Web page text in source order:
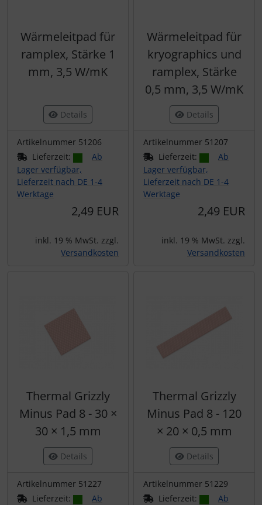
Wärmeleitpad für
ramplex, Stärke 1
mm, 3,5 W/mK
Details
Artikelnummer 51206
Lieferzeit:
Ab
Lager verfügbar,
Lieferzeit nach DE 1-4
Werktage
2,49 EUR
inkl. 19 % MwSt. zzgl.
Versandkosten
Wärmeleitpad für
kryographics und
ramplex, Stärke
0,5 mm, 3,5 W/mK
Details
Artikelnummer 51207
Lieferzeit:
Ab
Lager verfügbar,
Lieferzeit nach DE 1-4
Werktage
2,49 EUR
inkl. 19 % MwSt. zzgl.
Versandkosten
Thermal Grizzly
Minus Pad 8 - 30 ×
30 × 1,5 mm
Details
Artikelnummer 51227
Lieferzeit:
Ab
Thermal Grizzly
Minus Pad 8 - 120
× 20 × 0,5 mm
Details
Artikelnummer 51229
Lieferzeit:
Ab